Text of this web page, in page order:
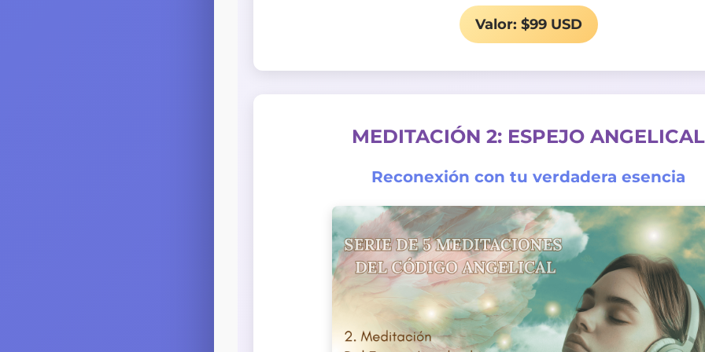
Valor: $99 USD
MEDITACIÓN 2: ESPEJO ANGELICAL
Reconexión con tu verdadera esencia